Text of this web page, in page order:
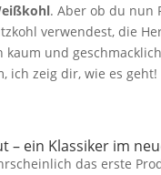
. Aber ob du nun
verwendest, die
kaum und
ich zeig dir, wie es geht!
– ein Klassiker im
das erste